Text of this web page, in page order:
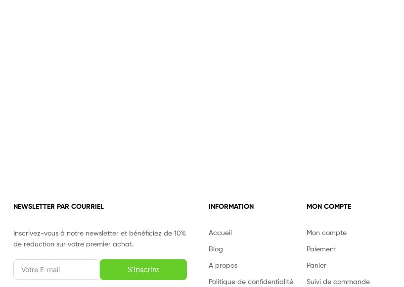
NEWSLETTER PAR COURRIEL
Inscrivez-vous à notre newsletter et bénéficiez de 10%
de reduction sur votre premier achat.
S'inscrire
INFORMATION
Accueil
Blog
A propos
Politique de confidentialité
MON COMPTE
Mon compte
Paiement
Panier
Suivi de commande